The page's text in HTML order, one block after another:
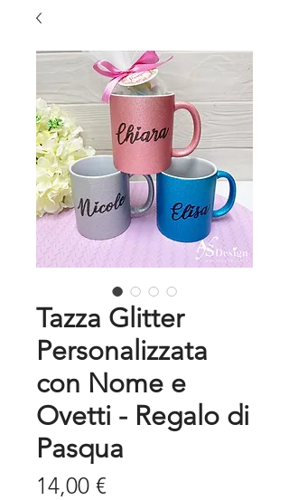
Tazza Glitter
Personalizzata
con Nome e
Ovetti - Regalo di
Pasqua
14,00 €